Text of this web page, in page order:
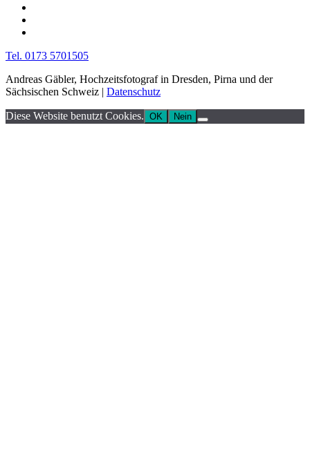
Tel. 0173 5701505
Andreas Gäbler, Hochzeitsfotograf in Dresden, Pirna und der
Sächsischen Schweiz | Datenschutz
Diese Website benutzt Cookies. OK Nein